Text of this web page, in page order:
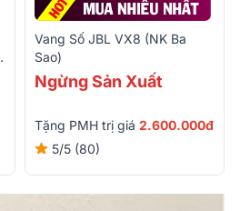
Vang Số JBL VX8 (NK Ba
Sao)
Ngừng Sản Xuất
Tặng PMH trị giá 2.600.000đ
5/5 (80)